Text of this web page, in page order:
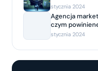
stycznia 2024
Agencja
czym
współpracę?
stycznia 2024